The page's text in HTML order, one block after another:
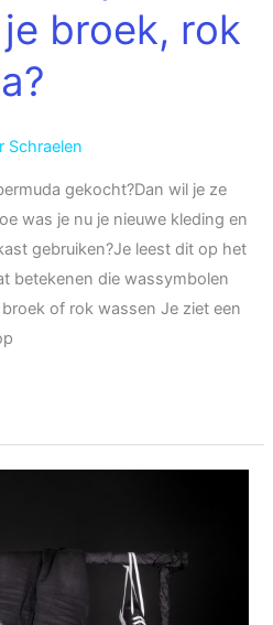
broek, rok
Schraelen
gekocht?Dan wil je ze
was je nu je nieuwe kleding en
gebruiken?Je leest dit op het
betekenen die wassymbolen
of rok wassen Je ziet een